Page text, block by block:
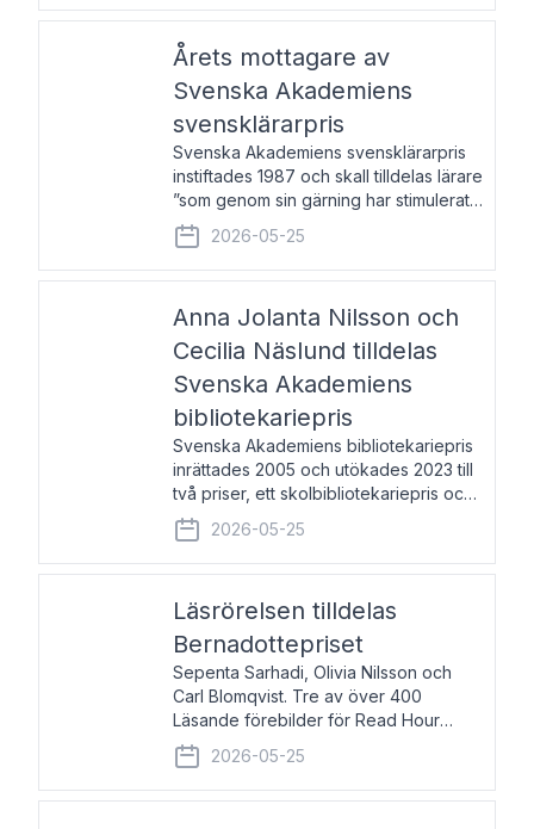
Prisbeloppet är 200 000 svenska
Årets mottagare av
Svenska Akademiens
svensklärarpris
Svenska Akademiens svensklärarpris
instiftades 1987 och skall tilldelas lärare
”som genom sin gärning har stimulerat
intresset hos unga människor för
svenska språket och litteraturen”.
Prisutdelning och samtal med
2026-05-25
Anna Jolanta Nilsson och
Cecilia Näslund tilldelas
Svenska Akademiens
bibliotekariepris
Svenska Akademiens bibliotekariepris
inrättades 2005 och utökades 2023 till
två priser, ett skolbibliotekariepris och
ett folkbibliotekariepris. Priserna skall
tilldelas bibliotekarier vid svenska folk-
och skolbibliotek som gjort värdefull
2026-05-25
Läsrörelsen tilldelas
Bernadottepriset
Sepenta Sarhadi, Olivia Nilsson och
Carl Blomqvist. Tre av över 400
Läsande förebilder för Read Hour
Sverige. Foto: Michael Wall. Den ideella
föreningen Läsrörelsen tilldelas
Bernadottepriset 2026 för att den
2026-05-25